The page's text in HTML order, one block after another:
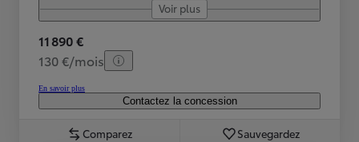
Voir plus
11 890 €
130 €/mois
En savoir plus
Contactez la concession
Comparez Sauvegardez